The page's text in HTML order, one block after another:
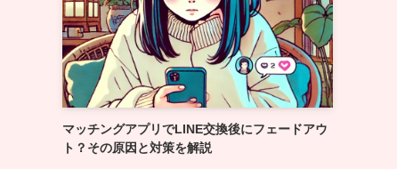
マッチングアプリでLINE交換後にフェードアウ
ト？その原因と対策を解説